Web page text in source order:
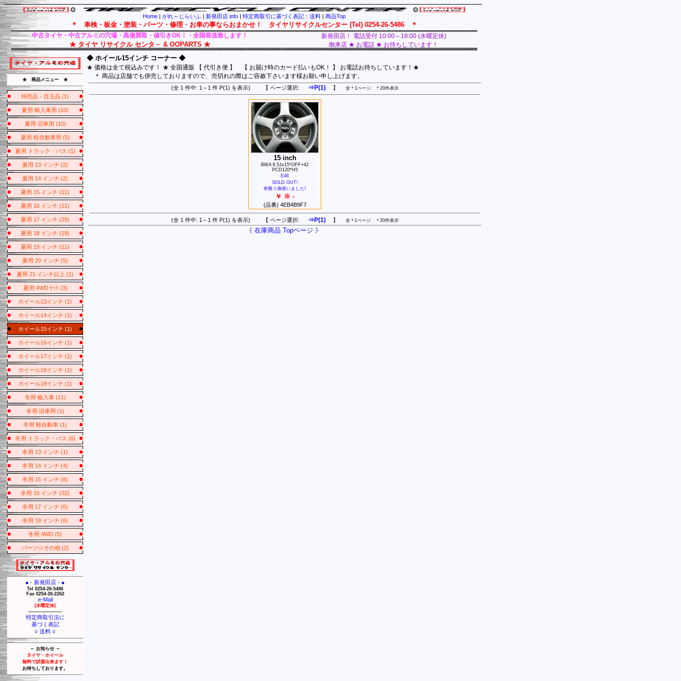
Home | がれ～じらいふ | 新発田店 info | 特定商取引に基づく表記：送料 | 商品Top
＊ 車検・板金・塗装・パーツ・修理・お車の事ならおまかせ！ タイヤリサイクルセンター (Tel) 0254-26-5486 ＊
中古タイヤ・中古アルミの穴場・高価買取・値引きOK！・全国発送致します！
★ タイヤ リサイクル センタ－ & OOPARTS ★
新発田店！ 電話受付 10:00～18:00 (水曜定休)
御来店 ★ お電話 ★ お待ちしています！
★ 商品メニュー ★
特売品・目玉品 (1)
夏用 輸入車用 (10)
夏用 旧車用 (10)
夏用 軽自動車用 (5)
夏用 トラック・バス (1)
夏用 13 インチ (2)
夏用 14 インチ (2)
夏用 15 インチ (11)
夏用 16 インチ (11)
夏用 17 インチ (29)
夏用 18 インチ (19)
夏用 19 インチ (11)
夏用 20 インチ (5)
夏用 21 インチ以上 (1)
夏用 4WD ｾｯﾄ (3)
ホイール13インチ (1)
ホイール14インチ (1)
ホイール15インチ (1)
ホイール16インチ (1)
ホイール17インチ (1)
ホイール18インチ (1)
ホイール19インチ (1)
冬用 輸入車 (11)
冬用 旧車用 (1)
冬用 軽自動車 (1)
冬用 トラック・バス (6)
冬用 13 インチ (1)
冬用 14 インチ (4)
冬用 15 インチ (8)
冬用 16 インチ (32)
冬用 17 インチ (6)
冬用 18 インチ (6)
冬用 4WD (5)
パーツ☆その他 (2)
● - 新発田店 - ●
Tel 0254-26-5486
Fax 0254-26-2262
e-Mail
(水曜定休)
----------------------
特定商取引法に
基づく表記
○ 送料 ○
～ お知らせ ～
タイヤ・ホイール
無料で試着出来ます！
お待ちしております。
◆ ホイール15インチ コーナー ◆
★ 価格は全て税込みです！ ★ 全国通販 【 代引き便 】 【 お届け時のカード払いもOK！ 】 お電話お待ちしています！★
＊ 商品は店舗でも併売しておりますので、売切れの際はご容赦下さいます様お願い申し上げます。
(全 1 件中: 1～1 件 P(1) を表示) 【 ページ選択: ⇒P(1) 】 全＊1ページ ＊20件表示
15 inch
BWA 6.5Jx15*OFF+42
PCD120*H5
E46
SOLD OUT!
有難う御座いました!
￥ ※ -
(品番) 4EB4B9F7
(全 1 件中: 1～1 件 P(1) を表示) 【 ページ選択: ⇒P(1) 】 全＊1ページ ＊20件表示
《 在庫商品 Topページ 》